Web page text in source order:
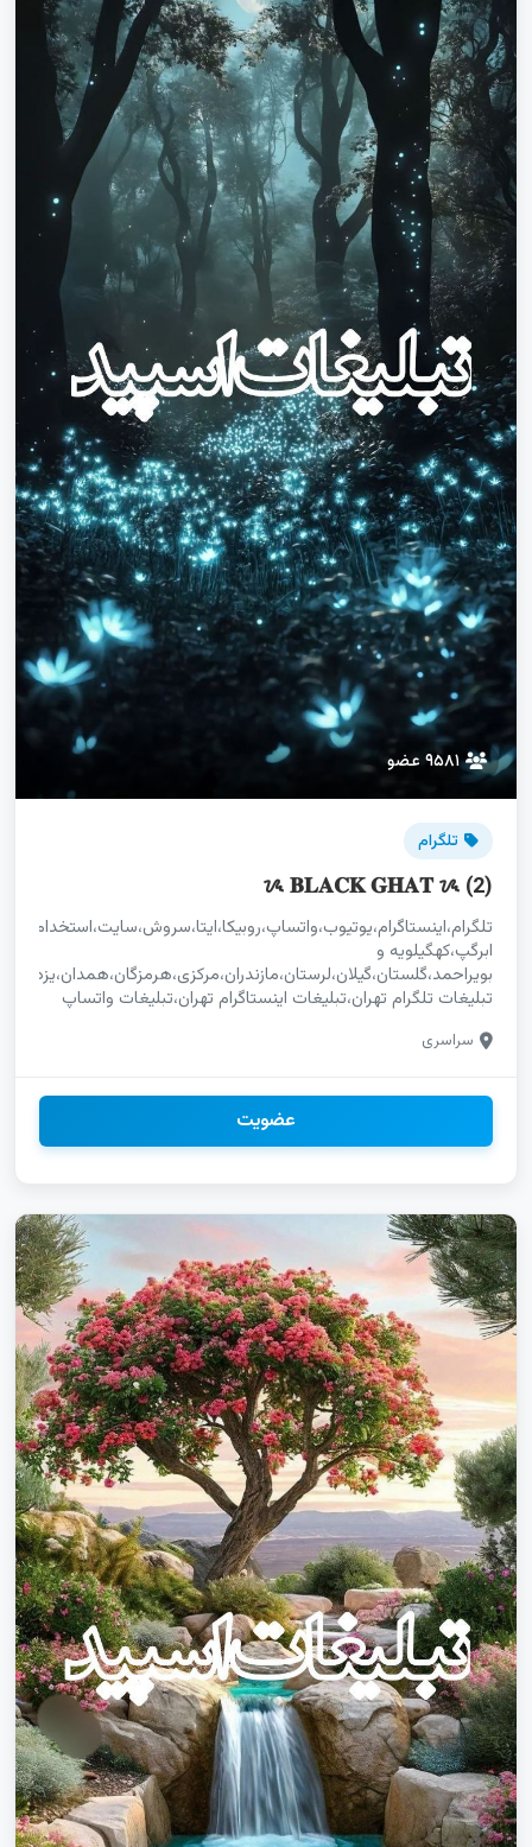
۹۵۸۱ عضو
تلگرام
ᝰ 𝐁𝐋𝐀𝐂𝐊 𝐆𝐇𝐀𝐓 ᝰ (2)
ابرگپ،کهگیلویه و
بویراحمد،گلستان،گیلان،لرستان،مازندران،مرکزی،هرمزگان،همدان،یزد
تبلیغات تلگرام تهران،تبلیغات اینستاگرام تهران،تبلیغات واتساپ
بازاریابی واتساپ کهگیلویه و بویراحمد آگهی رایگان کهگیلویه و
بویراحمد آنلاین شاپ سایت محلی،خدمات سایت برای
کسب‌وکار،آگهی سایت تخصصی،سایت پرمخاطب 2025 فروشگاه
اینستاگرام البرز،خدمات طنز و فان سایت البرز تبلیغات ایتا
گلستان،تبلیغات سروش گلستان،تبلیغات روبیکا گلستان آنلاین
شاپ سروش اراک خدمات روبیکا اراک پیج تلگرام اراک ثبت لینک
اراک لینکده سروش ایرانی،گروه سروش دخترانه،گپ سروش
پسرانه،چت سروش مختلط
سراسری
عضویت